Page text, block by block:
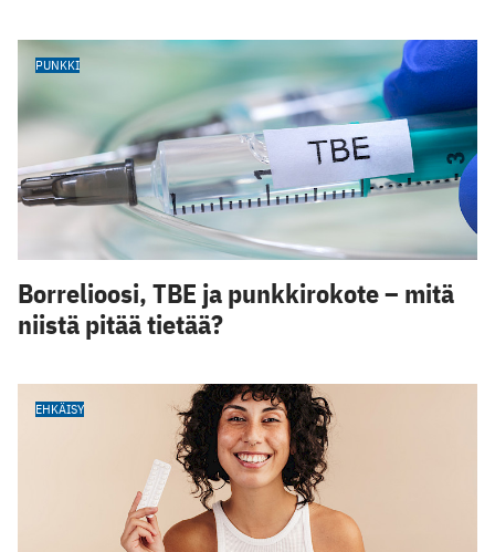
PUNKKI
Borrelioosi, TBE ja punkkirokote – mitä
niistä pitää tietää?
EHKÄISY